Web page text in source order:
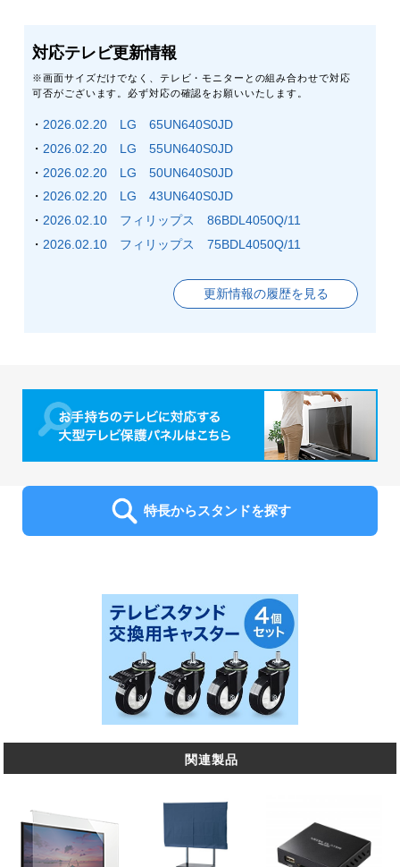
対応テレビ更新情報
※画面サイズだけでなく、テレビ・モニターとの組み合わせで対応
可否がございます。必ず対応の確認をお願いいたします。
・ 2026.02.20 LG 65UN640S0JD
・ 2026.02.20 LG 55UN640S0JD
・ 2026.02.20 LG 50UN640S0JD
・ 2026.02.20 LG 43UN640S0JD
・ 2026.02.10 フィリップス 86BDL4050Q/11
・ 2026.02.10 フィリップス 75BDL4050Q/11
更新情報の履歴を見る
特長からスタンドを探す
関連製品